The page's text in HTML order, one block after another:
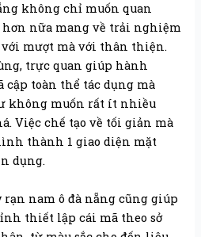
không chỉ muốn quan
hơn nữa mang về trải nghiệm
mượt mà với thân thiện.
trực quan giúp hành
toàn thể tác dụng mà
không muốn rất ít nhiều
Việc chế tạo về tối giản mà
thành 1 giao diện mặt
dụng.
nam ô đà nẵng cũng giúp
thiết lập cái mã theo sở